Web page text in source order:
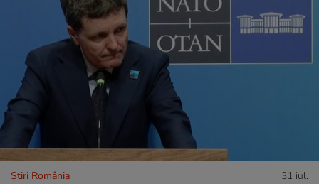
Știri România 31 iul.